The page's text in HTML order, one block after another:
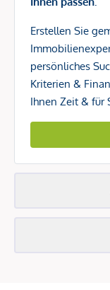
Erstellen Sie
persönliches
Kriterien &
Ihnen Zeit & für